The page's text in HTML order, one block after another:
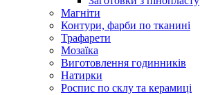
Магніти
Контури, фарби по тканині
Трафарети
Мозаїка
Виготовлення годинників
Натирки
Роспис по склу та керамиці